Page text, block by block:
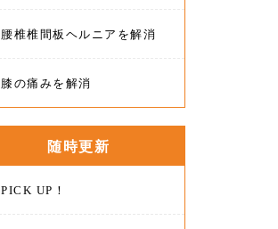
腰椎椎間板ヘルニアを解消
膝の痛みを解消
随時更新
PICK UP！